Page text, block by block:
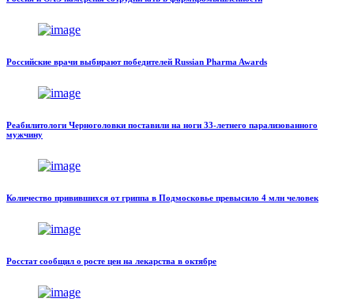
Российские врачи выбирают победителей Russian Pharma Awards
Реабилитологи Черноголовки поставили на ноги 33-летнего парализованного
мужчину
Количество привившихся от гриппа в Подмосковье превысило 4 млн человек
Росстат сообщил о росте цен на лекарства в октябре